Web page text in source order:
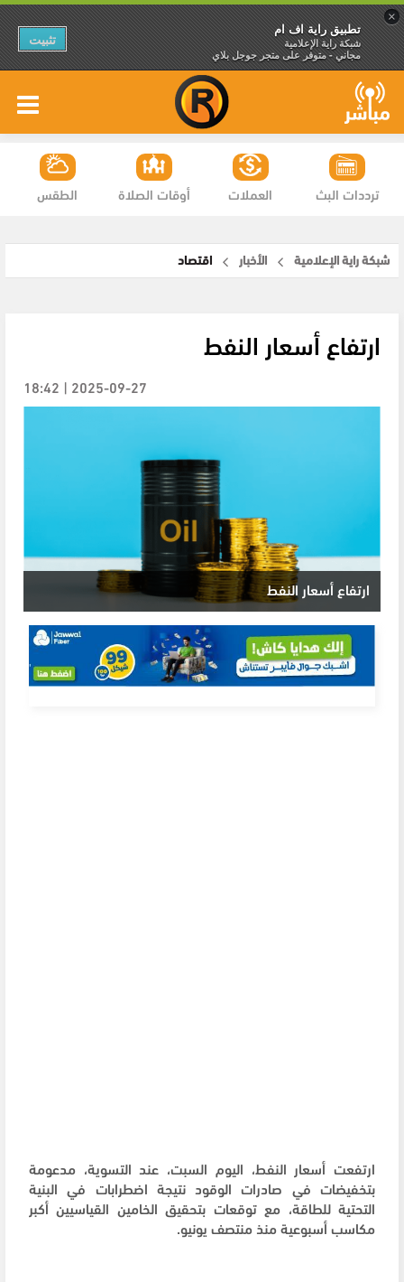
×
تطبيق راية اف ام
شبكة راية الإعلامية
مجاني - متوفر على متجر جوجل بلاي
تثبيت
الطقس أوقات الصلاة العملات ترددات البث
شبكة راية الإعلامية الأخبار اقتصاد
ارتفاع أسعار النفط
2025-09-27 | 18:42
ارتفاع أسعار النفط
ارتفعت أسعار النفط، اليوم السبت، عند التسوية، مدعومة
بتخفيضات في صادرات الوقود نتيجة اضطرابات في البنية
التحتية للطاقة، مع توقعات بتحقيق الخامين القياسيين أكبر
مكاسب أسبوعية منذ منتصف يونيو.